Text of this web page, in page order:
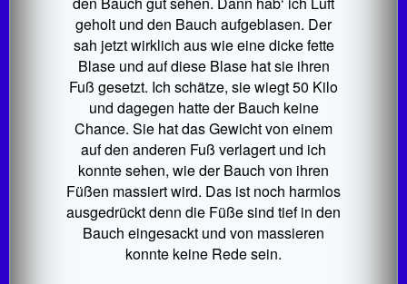
geholt und den Bauch aufgeblasen. Der
sah jetzt wirklich aus wie eine dicke fette
Blase und auf diese Blase hat sie ihren
Fuß gesetzt. Ich schätze, sie wiegt 50 Kilo
und dagegen hatte der Bauch keine
Chance. Sie hat das Gewicht von einem
auf den anderen Fuß verlagert und ich
konnte sehen, wie der Bauch von ihren
Füßen massiert wird. Das ist noch harmlos
ausgedrückt denn die Füße sind tief in den
Bauch eingesackt und von massieren
konnte keine Rede sein.